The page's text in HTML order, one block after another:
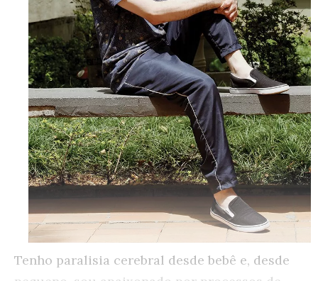
Tenho paralisia cerebral desde bebê e, desde